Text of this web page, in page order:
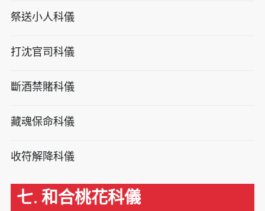
祭送小人科儀
打沈官司科儀
斷酒禁賭科儀
藏魂保命科儀
收符解降科儀
七. 和合桃花科儀